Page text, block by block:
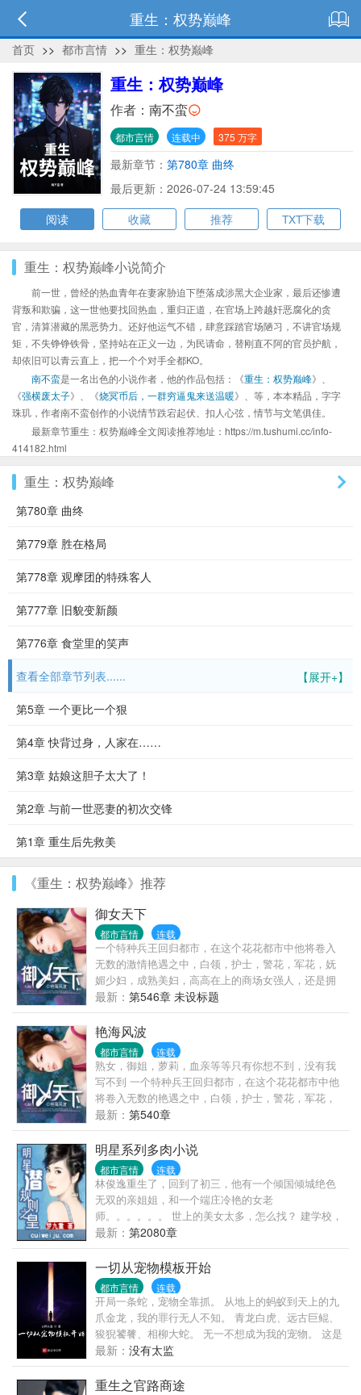
重生：权势巅峰
首页 >> 都市言情 >> 重生：权势巅峰
重生：权势巅峰
作者： 南不蛮
都市言情 连载中 375 万字
最新章节： 第780章 曲终
最后更新：2026-07-24 13:59:45
阅读
收藏 推荐 TXT下载
重生：权势巅峰小说简介
前一世，曾经的热血青年在妻家胁迫下堕落成涉黑大企业家，最后还惨遭
背叛和欺骗，这一世他要找回热血，重归正道，在官场上跨越奸恶腐化的贪
官，清算潜藏的黑恶势力。还好他运气不错，肆意踩踏官场陋习，不讲官场规
矩，不失铮铮铁骨，坚持站在正义一边，为民请命，替刚直不阿的官员护航，
却依旧可以青云直上，把一个个对手全都KO。
南不蛮是一名出色的小说作者，他的作品包括：《重生：权势巅峰》、
《强横废太子》、《烧冥币后，一群穷逼鬼来送温暖》、等，本本精品，字字
珠玑，作者南不蛮创作的小说情节跌宕起伏、扣人心弦，情节与文笔俱佳。
最新章节重生：权势巅峰全文阅读推荐地址：https://m.tushumi.cc/info-
414182.html
重生：权势巅峰
第780章 曲终
第779章 胜在格局
第778章 观摩团的特殊客人
第777章 旧貌变新颜
第776章 食堂里的笑声
【展开+】
查看全部章节列表......
第5章 一个更比一个狠
第4章 快背过身，人家在……
第3章 姑娘这胆子太大了！
第2章 与前一世恶妻的初次交锋
第1章 重生后先救美
《重生：权势巅峰》推荐
御女天下
都市言情 连载
一个特种兵王回归都市，在这个花花都市中他将卷入
无数的激情艳遇之中，白领，护士，警花，军花，妩
媚少妇，成熟美妇，高高在上的商场女强人，还是拥
有无数粉丝的女明星！
最新： 第546章 未设标题
艳海风波
都市言情 连载
熟女，御姐，萝莉，血亲等等只有你想不到，没有我
写不到 一个特种兵王回归都市，在这个花花都市中他
将卷入无数的艳遇之中，白领，护士，警花，军花，
妩媚少妇，成熟美 妇，高高在上的商场女强人，还是
拥有无数粉丝的女明星！
最新： 第540章
明星系列多肉小说
都市言情 连载
林俊逸重生了，回到了初三，他有一个倾国倾城绝色
无双的亲姐姐，和一个端庄冷艳的女老
师。。。。。。 世上的美女太多，怎么找？ 建学校，
收校花！举办环球选美，收环球小姐！
最新： 第2080章
一切从宠物模板开始
都市言情 连载
开局一条蛇，宠物全靠抓。 从地上的蚂蚁到天上的九
爪金龙，我的罪行无人不知。 青龙白虎、远古巨鲲、
狻猊饕餮、相柳大蛇。 无一不想成为我的宠物。 这是
一个灵气复苏的世界，顾江在不断的捕捉、培养宠物
中逐渐变强。
最新： 没有太监
重生之官路商途